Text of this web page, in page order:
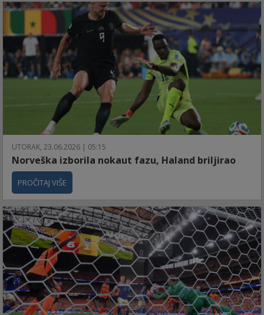
UTORAK, 23.06.2026 | 05:15
Norveška izborila nokaut fazu, Haland briljirao
PROČITAJ VIŠE